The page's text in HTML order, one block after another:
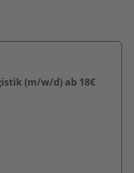
(m/w/d) ab 18€